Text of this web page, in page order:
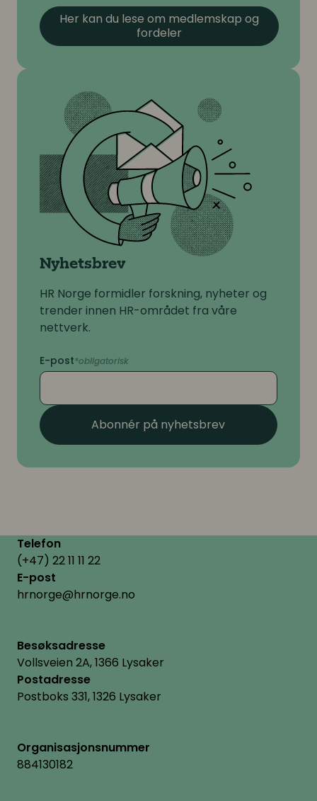
Her kan du lese om medlemskap og
fordeler
Nyhetsbrev
HR Norge formidler forskning, nyheter og
trender innen HR-området fra våre
nettverk.
E-post
Abonnér på nyhetsbrev
Telefon
(+47) 22 11 11 22
E-post
hrnorge@hrnorge.no
Besøksadresse
Vollsveien 2A, 1366 Lysaker
Postadresse
Postboks 331, 1326 Lysaker
Organisasjonsnummer
884130182